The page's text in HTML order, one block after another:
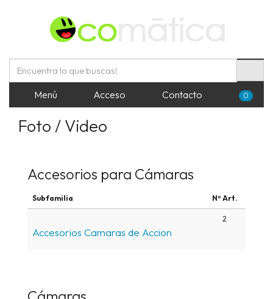
Menú Acceso Contacto 0
Foto / Video
Accesorios para Cámaras
Subfamilia Nº Art.
Accesorios Camaras de Accion
2